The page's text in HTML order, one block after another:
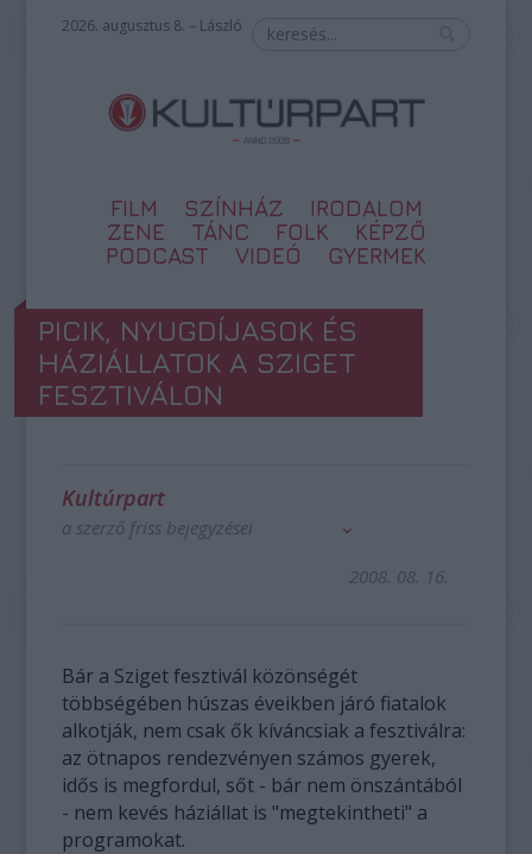
2026. augusztus 8. – László
FILM SZÍNHÁZ
IRODALOM
ZENE
TÁNC FOLK
KÉPZŐ
PODCAST
VIDEÓ GYERMEK
PICIK, NYUGDÍJASOK ÉS
HÁZIÁLLATOK A SZIGET
FESZTIVÁLON
Kultúrpart
a szerző friss bejegyzései
2008. 08. 16.
Bár a Sziget fesztivál közönségét
többségében húszas éveikben járó fiatalok
alkotják, nem csak ők kíváncsiak a fesztiválra:
az ötnapos rendezvényen számos gyerek,
idős is megfordul, sőt - bár nem önszántából
- nem kevés háziállat is "megtekintheti" a
programokat.